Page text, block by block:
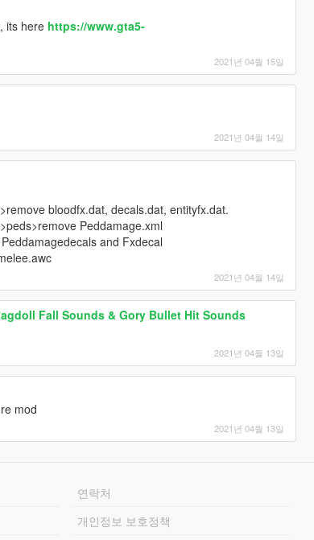
its here https://www.gta5-
2021년 04월 15일
2021년 04월 14일
bloodfx.dat, decals.dat, entityfx.dat.
Peddamage.xml
and Fxdecal
2021년 04월 14일
Fall Sounds & Gory Bullet Hit Sounds
2021년 04월 13일
mod
2021년 04월 13일
연락처
개인정보 보호정책